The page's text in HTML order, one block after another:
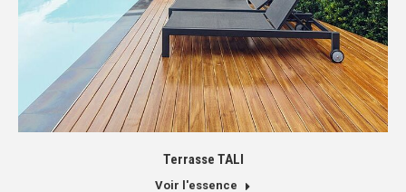
Terrasse TALI
Voir l'essence